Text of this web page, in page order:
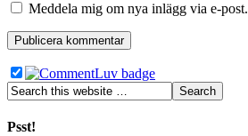
Meddela mig om nya inlägg via e-post.
Psst!